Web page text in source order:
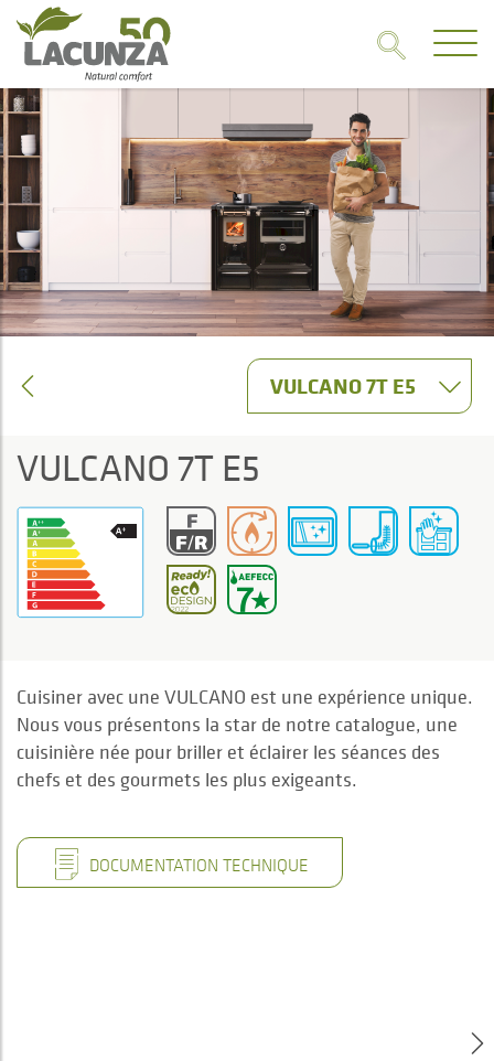
VULCANO 7T E5
VULCANO 7T E5
Cuisiner avec une VULCANO est une expérience unique.
Nous vous présentons la star de notre catalogue, une
cuisinière née pour briller et éclairer les séances des
chefs et des gourmets les plus exigeants.
DOCUMENTATION TECHNIQUE